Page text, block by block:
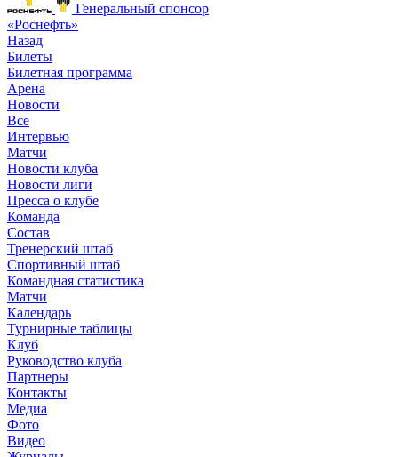
Генеральный спонсор
«Роснефть»
Назад
Билеты
Билетная программа
Арена
Новости
Все
Интервью
Матчи
Новости клуба
Новости лиги
Пресса о клубе
Команда
Состав
Тренерский штаб
Спортивный штаб
Командная статистика
Матчи
Календарь
Турнирные таблицы
Клуб
Руководство клуба
Партнеры
Контакты
Медиа
Фото
Видео